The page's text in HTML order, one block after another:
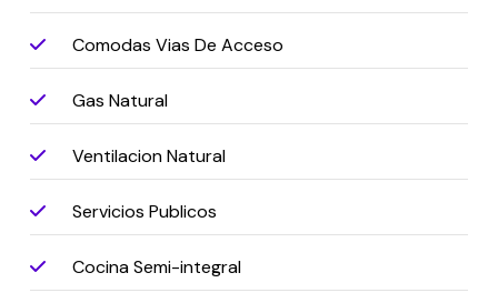
Comodas Vias De Acceso
Gas Natural
Ventilacion Natural
Servicios Publicos
Cocina Semi-integral